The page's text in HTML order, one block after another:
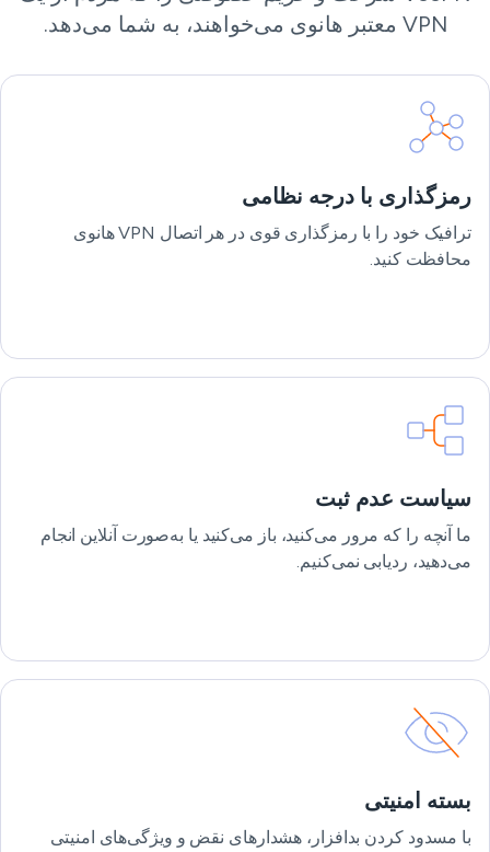
VPN معتبر هانوی می‌خواهند، به شما می‌دهد.
رمزگذاری با درجه نظامی
ترافیک خود را با رمزگذاری قوی در هر اتصال VPN هانوی
محافظت کنید.
سیاست عدم ثبت
ما آنچه را که مرور می‌کنید، باز می‌کنید یا به‌صورت آنلاین انجام
می‌دهید، ردیابی نمی‌کنیم.
بسته امنیتی
با مسدود کردن بدافزار، هشدارهای نقض و ویژگی‌های امنیتی